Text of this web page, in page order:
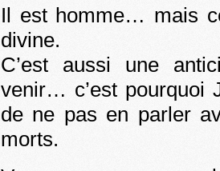
Il est homme… mais
divine.
C’est aussi une
venir… c’est pourquoi
de ne pas en parler
morts.